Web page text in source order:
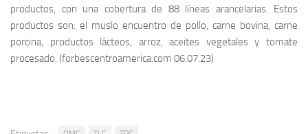
productos, con una cobertura de 88 líneas arancelarias. Estos
productos son: el muslo encuentro de pollo, carne bovina, carne
porcina, productos lácteos, arroz, aceites vegetales y tomate
procesado. (forbescentroamerica.com 06.07.23)